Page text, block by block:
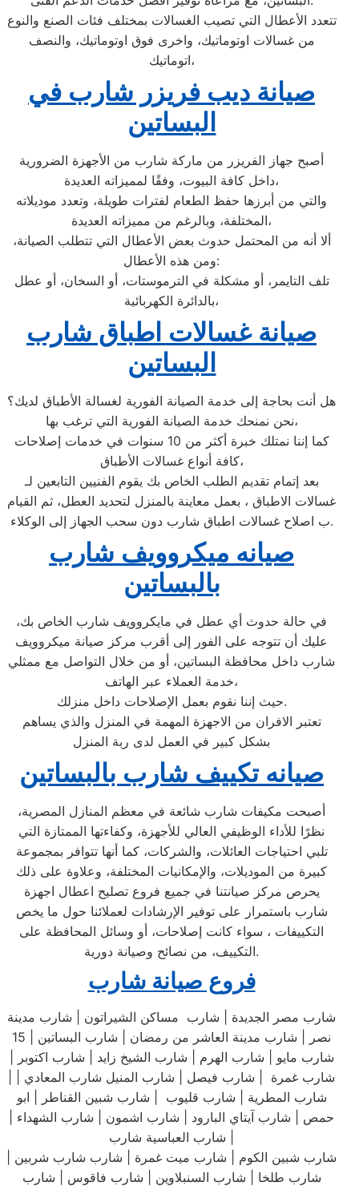
تتعدد الأعطال التي تصيب الغسالات بمختلف فئات الصنع والنوع
من غسالات اوتوماتيك، واخرى فوق اوتوماتيك، والنصف
اتوماتيك،
صيانة ديب فريزر شارب في
البساتين
أصبح جهاز الفريزر من ماركة شارب من الأجهزة الضرورية
داخل كافة البيوت، وفقًا لمميزاته العديدة،
والتي من أبرزها حفظ الطعام لفترات طويلة، وتعدد موديلاته
المختلفة، وبالرغم من مميزاته العديدة،
ألا أنه من المحتمل حدوث بعض الأعطال التي تتطلب الصيانة،
ومن هذه الأعطال:
تلف التايمر، أو مشكلة في الترموستات، أو السخان، أو عطل
بالدائرة الكهربائية،
صيانة غسالات اطباق شارب
البساتين
هل أنت بحاجة إلى خدمة الصيانة الفورية لغسالة الأطباق لديك؟
نحن نمنحك خدمة الصيانة الفورية التي ترغب بها،
كما إننا نمتلك خبرة أكثر من 10 سنوات في خدمات إصلاحات
كافة أنواع غسالات الأطباق،
بعد إتمام تقديم الطلب الخاص بك يقوم الفنيين التابعين لـ
غسالات الاطباق ، بعمل معاينة بالمنزل لتحديد العطل، ثم القيام
ب اصلاح غسالات اطباق شارب دون سحب الجهاز إلى الوكلاء.
صيانه ميكروويف شارب
بالبساتين
في حالة حدوث أي عطل في مايكروويف شارب الخاص بك،
عليك أن تتوجه على الفور إلى أقرب مركز صيانة ميكروويف
شارب داخل محافظة البساتين، أو من خلال التواصل مع ممثلي
خدمة العملاء عبر الهاتف،
حيث إننا نقوم بعمل الإصلاحات داخل منزلك.
تعتبر الافران من الاجهزة المهمة في المنزل والذي يساهم
بشكل كبير في العمل لدى ربة المنزل
صيانه تكييف شارب بالبساتين
أصبحت مكيفات شارب شائعة في معظم المنازل المصرية،
نظرًا للأداء الوظيفي العالي للأجهزة، وكفاءتها الممتازة التي
تلبي احتياجات العائلات، والشركات، كما أنها تتوافر بمجموعة
كبيرة من الموديلات، والإمكانيات المختلفة، وعلاوة على ذلك
يحرص مركز صيانتنا في جميع فروع تصليح اعطال اجهزة
شارب باستمرار على توفير الإرشادات لعملائنا حول ما يخص
التكييفات ، سواء كانت إصلاحات، أو وسائل المحافظة على
التكييف، من نصائح وصيانة دورية.
فروع صيانة شارب
شارب مصر الجديدة | شارب مساكن الشيراتون | شارب مدينة
نصر | شارب مدينة العاشر من رمضان | شارب البساتين | 15
شارب مايو | شارب الهرم | شارب الشيخ زايد | شارب اكتوبر |
شارب غمرة | شارب فيصل | شارب المنيل شارب المعادي | |
شارب المطرية | شارب قليوب | شارب شبين القناطر | ابو
حمص | شارب آيتاي البارود | شارب اشمون | شارب الشهداء |
شارب شبين الكوم | شارب ميت غمرة | شارب شارب شربين |
شارب طلخا | شارب السنبلاوين | شارب فاقوس | شارب